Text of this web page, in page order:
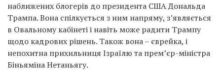
наближених блогерів до президента США Дональда
Трампа. Вона спілкується з ним напряму, зʼявляється
в Овальному кабінеті і навіть може радити Трампу
щодо кадрових рішень. Також вона – єврейка, і
непохитна прихильниця Ізраїлю та прем’єр-міністра
Біньяміна Нетаньягу.